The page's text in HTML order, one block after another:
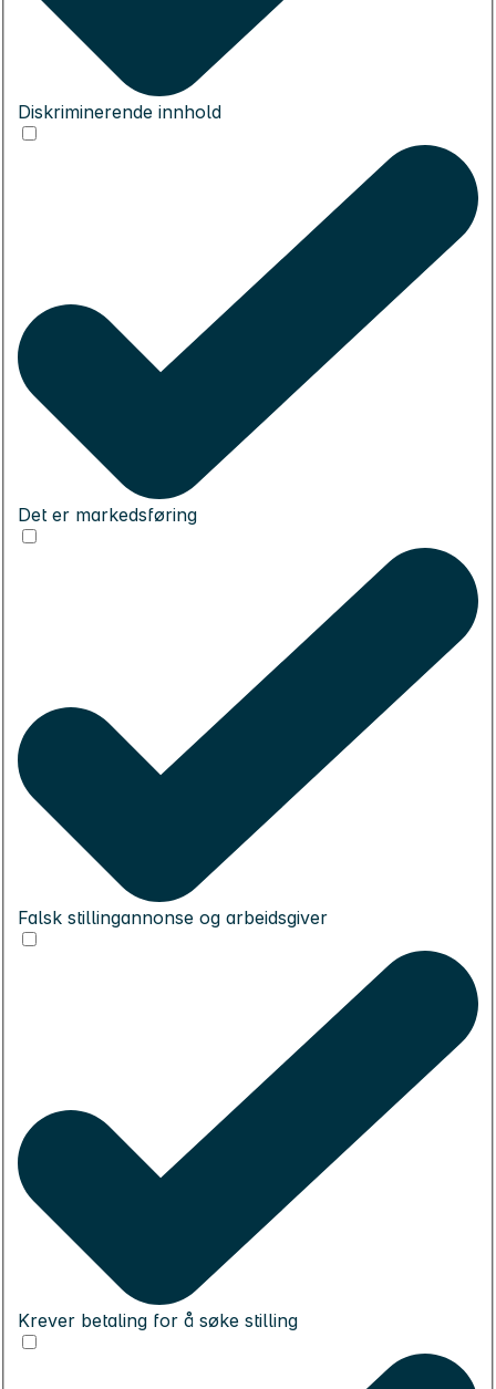
Diskriminerende innhold
Det er markedsføring
Falsk stillingannonse og arbeidsgiver
Krever betaling for å søke stilling